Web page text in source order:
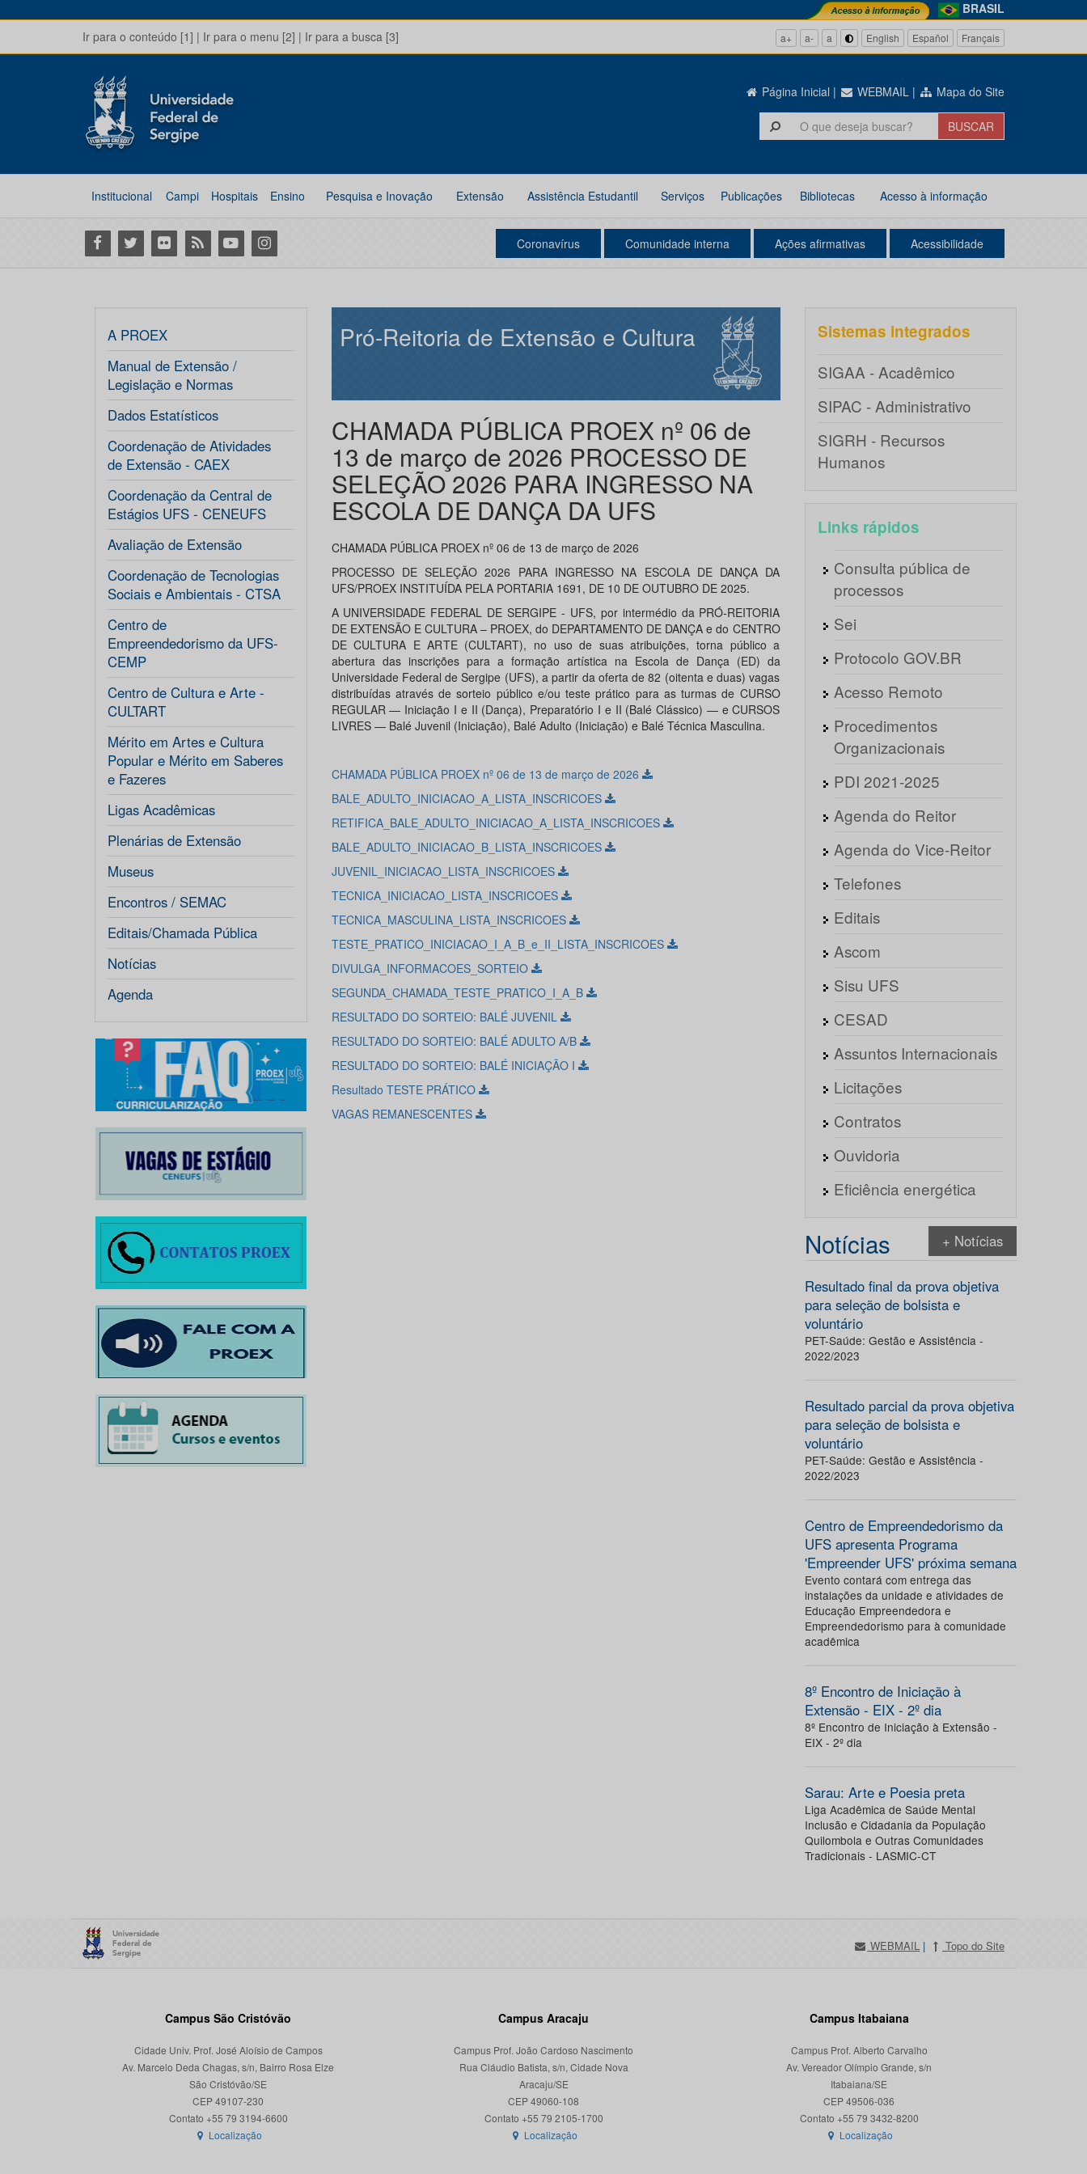
BRASIL
Ir para o conteúdo [1] | Ir para o menu [2] | Ir para a busca [3] a+ a- a English Español Français
Página Inicial | WEBMAIL | Mapa do Site
Institucional Campi Hospitais Ensino Pesquisa e Inovação Extensão Assistência Estudantil Serviços Publicações Bibliotecas Acesso à informação
Facebook
Twitter Flickr RSS YoutubeInstagram Coronavírus Comunidade interna Ações afirmativas Acessibilidade
A PROEX
Manual de Extensão /
Legislação e Normas
Dados Estatísticos
Coordenação de Atividades
de Extensão - CAEX
Coordenação da Central de
Estágios UFS - CENEUFS
Avaliação de Extensão
Coordenação de Tecnologias
Sociais e Ambientais - CTSA
Centro de
Empreendedorismo da UFS-
CEMP
Centro de Cultura e Arte -
CULTART
Mérito em Artes e Cultura
Popular e Mérito em Saberes
e Fazeres
Ligas Acadêmicas
Plenárias de Extensão
Museus
Encontros / SEMAC
Editais/Chamada Pública
Notícias
Agenda
Pró-Reitoria de Extensão e Cultura
CHAMADA PÚBLICA PROEX nº 06 de
13 de março de 2026 PROCESSO DE
SELEÇÃO 2026 PARA INGRESSO NA
ESCOLA DE DANÇA DA UFS
CHAMADA PÚBLICA PROEX nº 06 de 13 de março de 2026
PROCESSO DE SELEÇÃO 2026 PARA INGRESSO NA ESCOLA DE DANÇA DA
UFS/PROEX INSTITUÍDA PELA PORTARIA 1691, DE 10 DE OUTUBRO DE 2025.
A UNIVERSIDADE FEDERAL DE SERGIPE - UFS, por intermédio da PRÓ-REITORIA
DE EXTENSÃO E CULTURA – PROEX, do DEPARTAMENTO DE DANÇA e do CENTRO
DE CULTURA E ARTE (CULTART), no uso de suas atribuições, torna público a
abertura das inscrições para a formação artística na Escola de Dança (ED) da
Universidade Federal de Sergipe (UFS), a partir da oferta de 82 (oitenta e duas) vagas
distribuídas através de sorteio público e/ou teste prático para as turmas de CURSO
REGULAR — Iniciação I e II (Dança), Preparatório I e II (Balé Clássico) — e CURSOS
LIVRES — Balé Juvenil (Iniciação), Balé Adulto (Iniciação) e Balé Técnica Masculina.
CHAMADA PÚBLICA PROEX nº 06 de 13 de março de 2026
BALE_ADULTO_INICIACAO_A_LISTA_INSCRICOES
RETIFICA_BALE_ADULTO_INICIACAO_A_LISTA_INSCRICOES
BALE_ADULTO_INICIACAO_B_LISTA_INSCRICOES
JUVENIL_INICIACAO_LISTA_INSCRICOES
TECNICA_INICIACAO_LISTA_INSCRICOES
TECNICA_MASCULINA_LISTA_INSCRICOES
TESTE_PRATICO_INICIACAO_I_A_B_e_II_LISTA_INSCRICOES
DIVULGA_INFORMACOES_SORTEIO
SEGUNDA_CHAMADA_TESTE_PRATICO_I_A_B
RESULTADO DO SORTEIO: BALÉ JUVENIL
RESULTADO DO SORTEIO: BALÉ ADULTO A/B
RESULTADO DO SORTEIO: BALÉ INICIAÇÃO I
Resultado TESTE PRÁTICO
VAGAS REMANESCENTES
Sistemas integrados
SIGAA - Acadêmico
SIPAC - Administrativo
SIGRH - Recursos
Humanos
Links rápidos
Consulta pública de
processos
Sei
Protocolo GOV.BR
Acesso Remoto
Procedimentos
Organizacionais
PDI 2021-2025
Agenda do Reitor
Agenda do Vice-Reitor
Telefones
Editais
Ascom
Sisu UFS
CESAD
Assuntos Internacionais
Licitações
Contratos
Ouvidoria
Eficiência energética
Notícias + Notícias
Resultado final da prova objetiva
para seleção de bolsista e
voluntário
PET-Saúde: Gestão e Assistência -
2022/2023
Resultado parcial da prova objetiva
para seleção de bolsista e
voluntário
PET-Saúde: Gestão e Assistência -
2022/2023
Centro de Empreendedorismo da
UFS apresenta Programa
'Empreender UFS' próxima semana
Evento contará com entrega das
instalações da unidade e atividades de
Educação Empreendedora e
Empreendedorismo para à comunidade
acadêmica
8º Encontro de Iniciação à
Extensão - EIX - 2º dia
8º Encontro de Iniciação à Extensão -
EIX - 2º dia
Sarau: Arte e Poesia preta
Liga Acadêmica de Saúde Mental
Inclusão e Cidadania da População
Quilombola e Outras Comunidades
Tradicionais - LASMIC-CT
WEBMAIL | Topo do Site
Campus São Cristóvão
Cidade Univ. Prof. José Aloísio de Campos
Av. Marcelo Deda Chagas, s/n, Bairro Rosa Elze
São Cristóvão/SE
CEP 49107-230
Localização
Campus Aracaju
Campus Prof. João Cardoso Nascimento
Rua Cláudio Batista, s/n, Cidade Nova
Aracaju/SE
CEP 49060-108
Localização
Campus Itabaiana
Campus Prof. Alberto Carvalho
Av. Vereador Olímpio Grande, s/n
Itabaiana/SE
CEP 49506-036
Localização